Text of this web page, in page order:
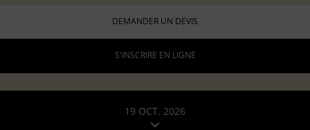
DEMANDER UN DEVIS
S'INSCRIRE EN LIGNE
19 OCT. 2026